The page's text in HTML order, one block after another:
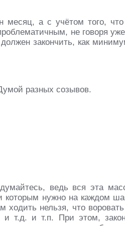
месяц, а с учётом того,
не говоря
закончить, как
разных созывов.
ведь вся эта
которым нужно на каждом
ходить нельзя, что
и т.д. и т.п. При этом,